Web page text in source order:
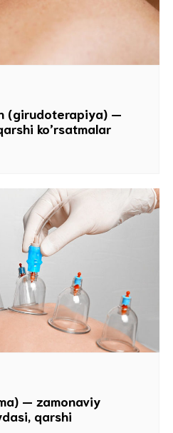
(girudoterapiya) —
ko’rsatmalar
— zamonaviy
qarshi